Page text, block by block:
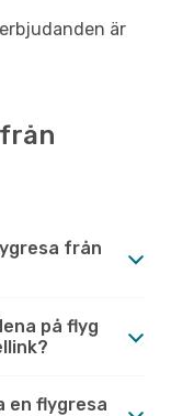
är
från
på flyg
en flygresa